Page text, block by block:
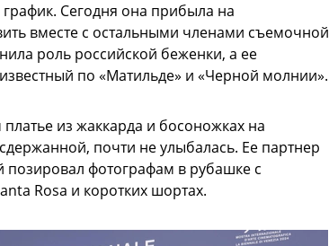
Сегодня она прибыла на
вместе с остальными членами съемочной
роль российской беженки, а ее
по «Матильде» и «Черной молнии».
из жаккарда и босоножках на
почти не улыбалась. Ее партнер
фотографам в рубашке с
Rosa и коротких шортах.